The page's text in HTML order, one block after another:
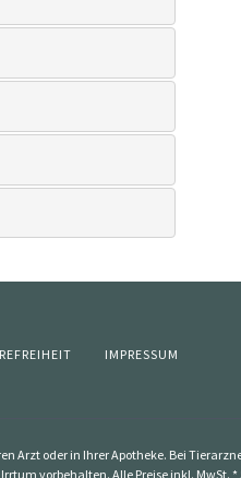
IMPRESSUM
Arzt oder in Ihrer Apotheke. Bei
vorbehalten. Alle Preise inkl.